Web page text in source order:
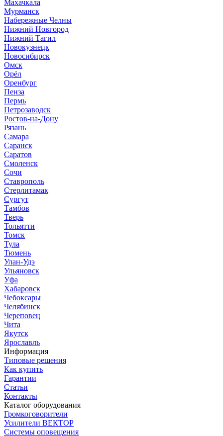
Махачкала
Мурманск
Набережные Челны
Нижний Новгород
Нижний Тагил
Новокузнецк
Новосибирск
Омск
Орёл
Оренбург
Пенза
Пермь
Петрозаводск
Ростов-на-Дону
Рязань
Самара
Саранск
Саратов
Смоленск
Сочи
Ставрополь
Стерлитамак
Сургут
Тамбов
Тверь
Тольятти
Томск
Тула
Тюмень
Улан-Удэ
Ульяновск
Уфа
Хабаровск
Чебоксары
Челябинск
Череповец
Чита
Якутск
Ярославль
Информация
Типовые решения
Как купить
Гарантии
Статьи
Контакты
Каталог оборудования
Громкоговорители
Усилители ВЕКТОР
Системы оповещения